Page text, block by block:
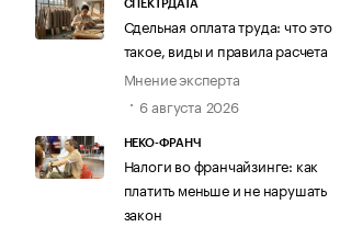
СПЕКТРДАТА
Сдельная оплата труда: что это
такое, виды и правила расчета
Мнение эксперта
6 августа 2026
НЕКО-ФРАНЧ
Налоги во франчайзинге: как
платить меньше и не нарушать
закон